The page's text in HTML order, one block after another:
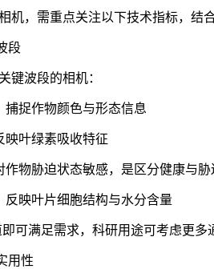
机，需重点关注以下技术指标，结
段
键波段的相机：
捕捉作物颜色与形态信息
映叶绿素吸收特征
作物胁迫状态敏感，是区分健康与
反映叶片细胞结构与水分含量
可满足需求，科研用途可考虑更多
用性